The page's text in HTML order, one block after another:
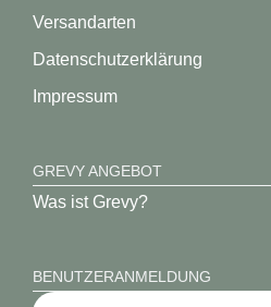
Versandarten
Datenschutz­erklärung
Impressum
GREVY ANGEBOT
Was ist Grevy?
BENUTZERANMELDUNG